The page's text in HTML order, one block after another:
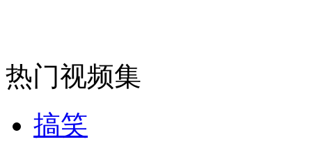
纽约上演“枕头大战”
热门视频集
搞笑